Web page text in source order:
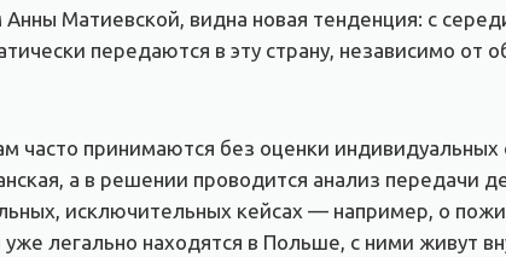
Матиевской, видна новая тенденция: с
передаются в эту страну, независимо от
принимаются без оценки индивидуальных
а в решении проводится анализ передачи
исключительных кейсах — например, о
легально находятся в Польше, с ними живут